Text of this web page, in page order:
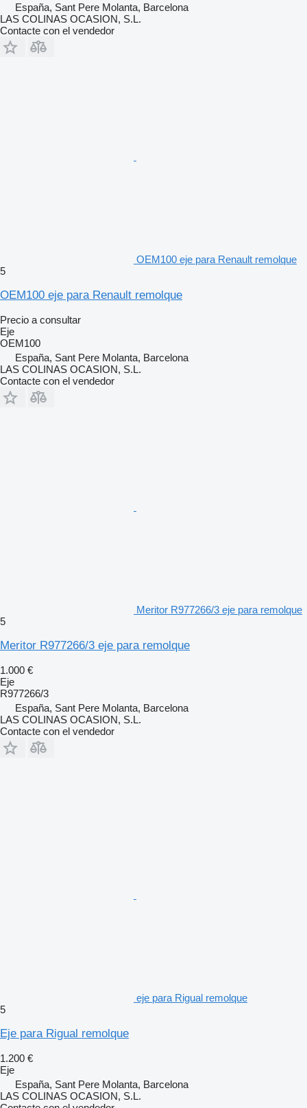
España, Sant Pere Molanta, Barcelona
LAS COLINAS OCASION, S.L.
Contacte con el vendedor
OEM100 eje para Renault remolque
5
OEM100 eje para Renault remolque
Precio a consultar
Eje
OEM100
España, Sant Pere Molanta, Barcelona
LAS COLINAS OCASION, S.L.
Contacte con el vendedor
Meritor R977266/3 eje para remolque
5
Meritor R977266/3 eje para remolque
1.000 €
Eje
R977266/3
España, Sant Pere Molanta, Barcelona
LAS COLINAS OCASION, S.L.
Contacte con el vendedor
eje para Rigual remolque
5
Eje para Rigual remolque
1.200 €
Eje
España, Sant Pere Molanta, Barcelona
LAS COLINAS OCASION, S.L.